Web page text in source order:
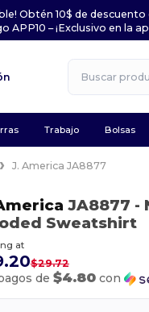
Obtén 10$ de
APP10 – ¡Exclusivo en la
Trabajo Bolsas
J. America JA8877
JA8877 -
Sweatshirt
at
$29.72
de $4.80con